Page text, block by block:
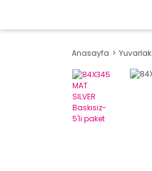
Anasayfa Yuvarlak